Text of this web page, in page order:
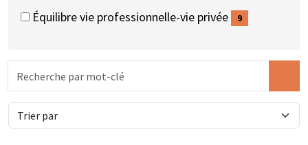
Travaillez
avec
nous
Travaillez
avec
nous
Équilibre vie professionnelle-vie privée
9
Recherche
par
mot-
clé